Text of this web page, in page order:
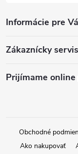
Informácie pre
Zákaznícky servis
Prijímame
Obchodné
Ako nakupovať